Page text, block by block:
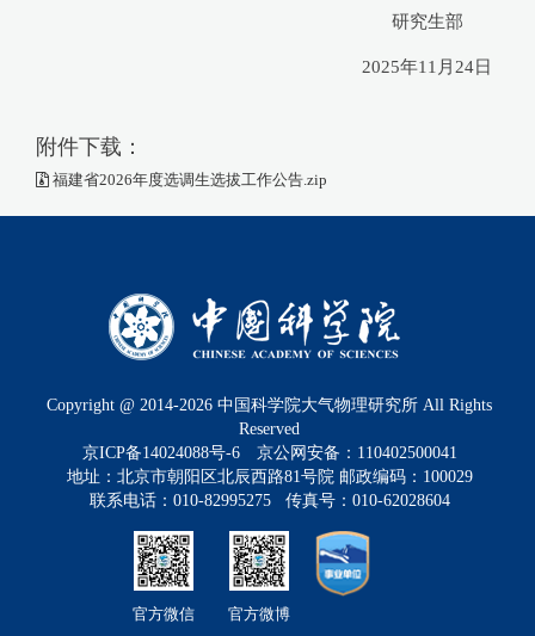
研究生部
2025年11月24日
附件下载：
福建省2026年度选调生选拔工作公告.zip
Copyright @ 2014-2026 中国科学院大气物理研究所 All Rights
Reserved
京ICP备14024088号-6
京公网安备：110402500041
地址：北京市朝阳区北辰西路81号院 邮政编码：100029
联系电话：010-82995275 传真号：010-62028604
官方微信 官方微博